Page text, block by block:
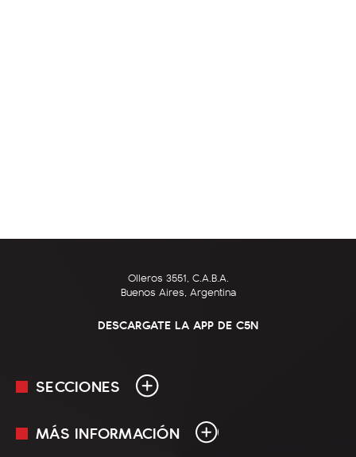
Olleros 3551, C.A.B.A.
Buenos Aires, Argentina
DESCARGATE LA APP DE C5N
SECCIONES
En Vivo
MÁS INFORMACIÓN